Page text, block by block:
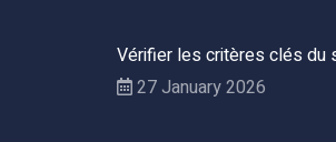
Vérifier les critères clés du
27 January 2026